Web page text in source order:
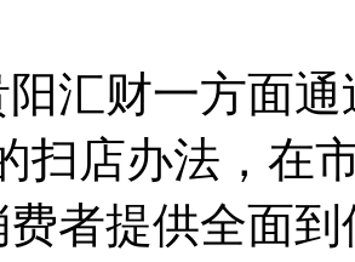
汇财一方面
扫店办法，在
者提供全面